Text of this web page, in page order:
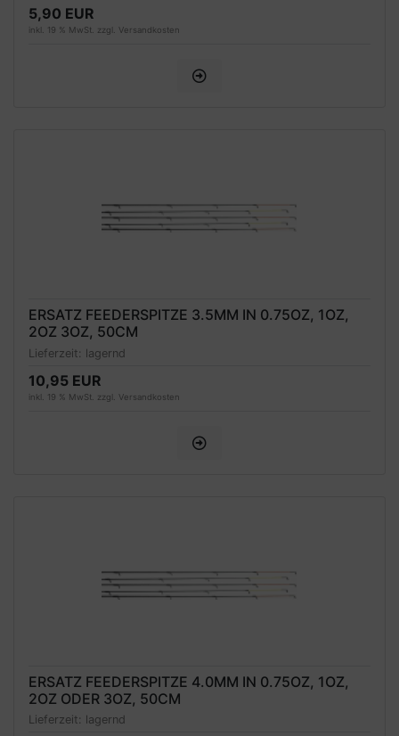
5,90 EUR
inkl. 19 % MwSt. zzgl. Versandkosten
ERSATZ FEEDERSPITZE 3.5MM IN 0.75OZ, 1OZ,
2OZ 3OZ, 50CM
Lieferzeit: lagernd
10,95 EUR
inkl. 19 % MwSt. zzgl. Versandkosten
ERSATZ FEEDERSPITZE 4.0MM IN 0.75OZ, 1OZ,
2OZ ODER 3OZ, 50CM
Lieferzeit: lagernd